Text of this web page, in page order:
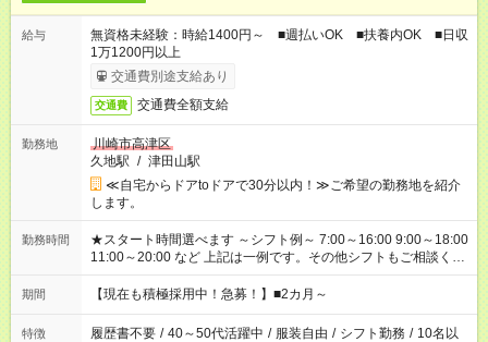
給与
無資格未経験：時給1400円～ ■週払いOK ■扶養内OK ■日収
1万1200円以上
交通費別途支給あり
交通費 交通費全額支給
勤務地
川崎市高津区
久地駅 / 津田山駅
≪自宅からドアtoドアで30分以内！≫ご希望の勤務地を紹介
します。
勤務時間
★スタート時間選べます ～シフト例～ 7:00～16:00 9:00～18:00
11:00～20:00 など 上記は一例です。その他シフトもご相談くだ
さい。 ※Wワークの場合当社と合わせて法定労働時間が週40時
間を超えなければOK
期間 【現在も積極採用中！急募！】■2カ月～
特徴 履歴書不要 / 40～50代活躍中 / 服装自由 / シフト勤務 / 10名以